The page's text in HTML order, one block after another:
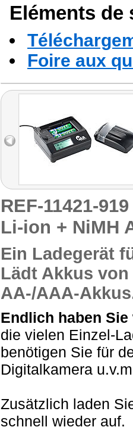
Eléments
Foire aux
REF-11421-
Li-ion + NiMH
Ein Ladegerät
Lädt Akkus von
AA-/AAA-
Endlich haben
die vielen Einzel-
benötigen Sie für
Digitalkamera
Zusätzlich laden
schnell wieder auf.